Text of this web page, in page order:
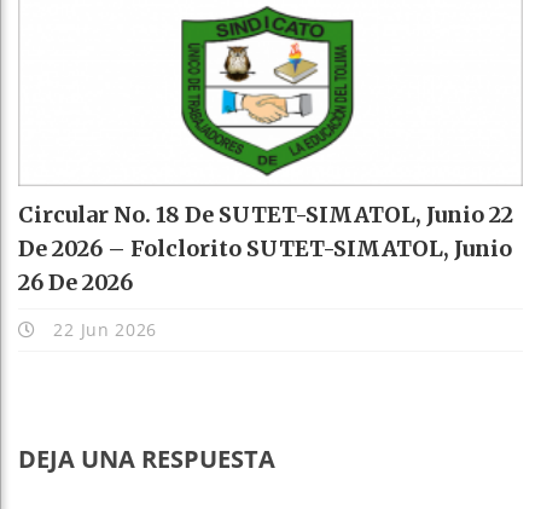
Circular No. 18 De SUTET-SIMATOL, Junio 22
De 2026 – Folclorito SUTET-SIMATOL, Junio
26 De 2026
22 Jun 2026
DEJA UNA RESPUESTA